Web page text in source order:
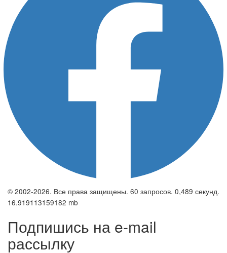
© 2002-2026. Все права защищены. 60 запросов. 0,489 секунд.
16.919113159182 mb
Подпишись на e-mail
рассылку